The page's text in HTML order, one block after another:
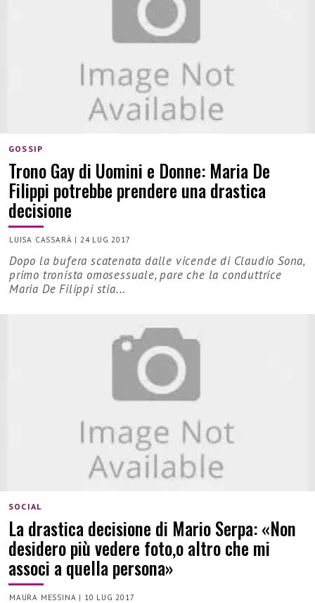
GOSSIP
Trono Gay di Uomini e Donne: Maria De
Filippi potrebbe prendere una drastica
decisione
LUISA CASSARÀ | 24 LUG 2017
Dopo la bufera scatenata dalle vicende di Claudio Sona,
primo tronista omosessuale, pare che la conduttrice
Maria De Filippi stia...
SOCIAL
La drastica decisione di Mario Serpa: «Non
desidero più vedere foto,o altro che mi
associ a quella persona»
MAURA MESSINA | 10 LUG 2017